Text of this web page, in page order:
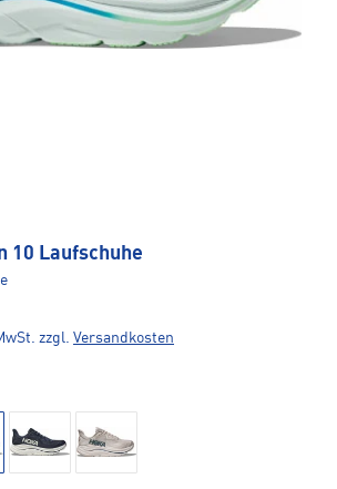
10 Laufschuhe
zzgl. Versandkosten